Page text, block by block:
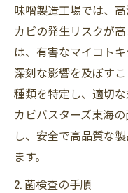
味噌製造工場では、
カビの発生リスクが
は、有害なマイコト
深刻な影響を及ぼす
種類を特定し、適切な
カビバスターズ東海
し、安全で高品質な
ます。
2. 菌検査の手順